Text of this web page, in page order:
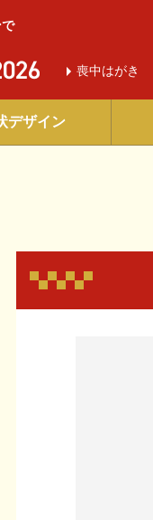
喪中はがき
デザイン